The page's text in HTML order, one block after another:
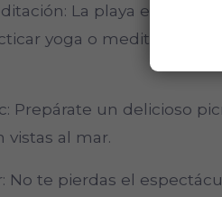
La playa es un
yoga o meditación
Prepárate un delicioso
vistas al mar.
No te pierdas el